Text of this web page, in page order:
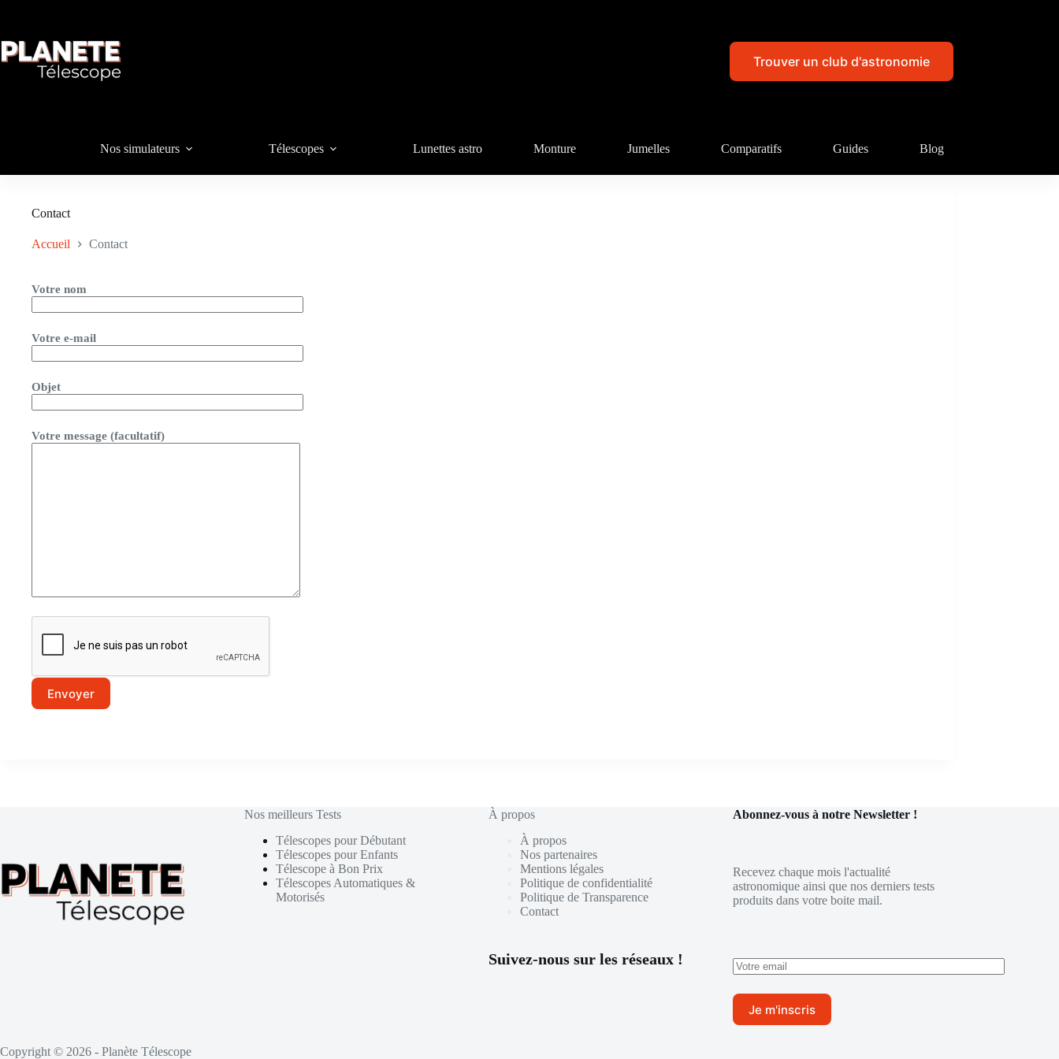
Trouver un club d'astronomie
Nos simulateurs Télescopes Lunettes astro Monture Jumelles Comparatifs Guides Blog
Contact
Accueil Contact
Votre nom
Votre e-mail
Objet
Votre message (facultatif)
Nos meilleurs Tests
Télescopes pour Débutant
Télescopes pour Enfants
Télescope à Bon Prix
Télescopes Automatiques &
Motorisés
À propos
À propos
Nos partenaires
Mentions légales
Politique de confidentialité
Politique de Transparence
Contact
Suivez-nous sur les réseaux !
Abonnez-vous à notre Newsletter !
Recevez chaque mois l'actualité
astronomique ainsi que nos derniers tests
produits dans votre boite mail.
Copyright © 2026 - Planète Télescope